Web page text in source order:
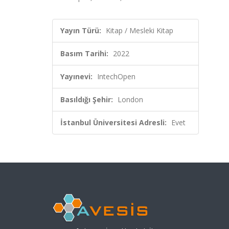
Yayın Türü: Kitap / Mesleki Kitap
Basım Tarihi: 2022
Yayınevi: IntechOpen
Basıldığı Şehir: London
İstanbul Üniversitesi Adresli: Evet